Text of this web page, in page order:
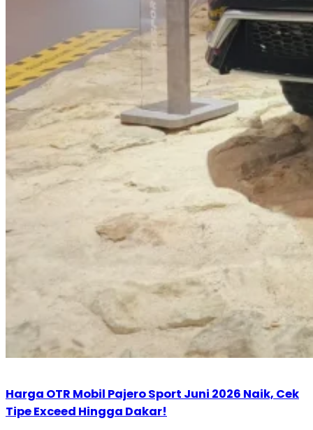
Harga OTR Mobil Pajero Sport Juni 2026 Naik, Cek
Tipe Exceed Hingga Dakar!